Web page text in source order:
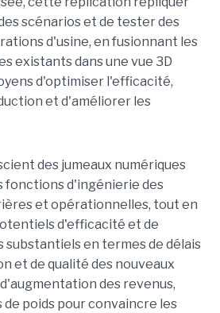
scénarios et de tester des
d'usine, en fusionnant les
existants dans une vue 3D
d'optimiser l'efficacité,
et d'améliorer les
des jumeaux numériques
fonctions d'ingénierie des
et opérationnelles, tout en
d'efficacité et de
substantiels en termes de délais
et de qualité des nouveaux
des revenus,
poids pour convaincre les